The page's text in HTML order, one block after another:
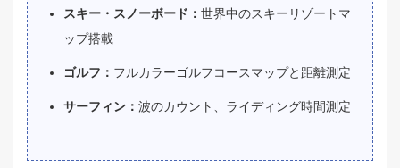
スキー・スノーボード： 世界中のスキーリゾートマ
ップ搭載
ゴルフ： フルカラーゴルフコースマップと距離測定
サーフィン： 波のカウント、ライディング時間測定